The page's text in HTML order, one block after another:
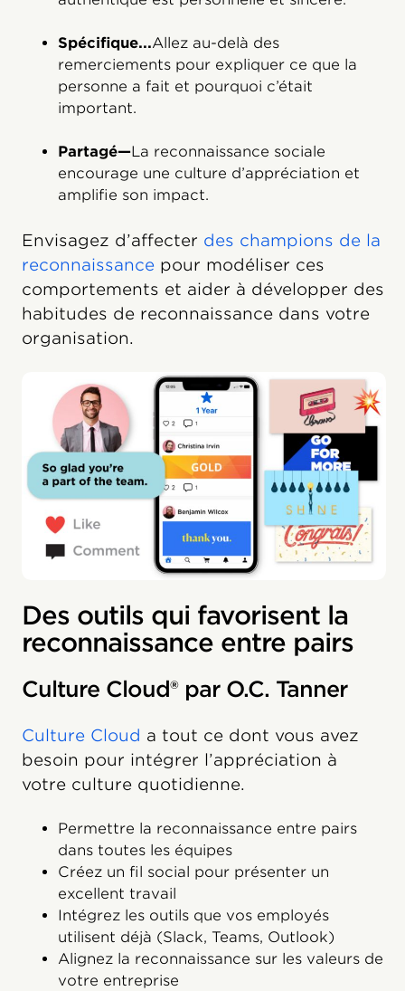
Spécifique...Allez au-delà des
remerciements pour expliquer ce que la
personne a fait et pourquoi c’était
important.
Partagé—La reconnaissance sociale
encourage une culture d’appréciation et
amplifie son impact.
Envisagez d’affecter des champions de la
reconnaissance pour modéliser ces
comportements et aider à développer des
habitudes de reconnaissance dans votre
organisation.
Des outils qui favorisent la
reconnaissance entre pairs
Culture Cloud® par O.C. Tanner
Culture Cloud a tout ce dont vous avez
besoin pour intégrer l’appréciation à
votre culture quotidienne.
Permettre la reconnaissance entre pairs
dans toutes les équipes
Créez un fil social pour présenter un
excellent travail
Intégrez les outils que vos employés
utilisent déjà (Slack, Teams, Outlook)
Alignez la reconnaissance sur les valeurs de
votre entreprise